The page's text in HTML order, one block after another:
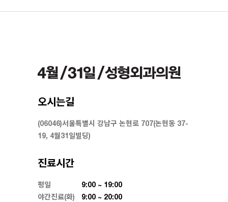
오시는길
(06046)서울특별시 강남구 논현로 707(논현동 37-
19, 4월31일빌딩)
진료시간
평일
9:00 ~ 19:00
야간진료(화)
9:00 ~ 20:00